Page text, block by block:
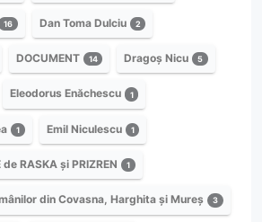
16 Dan Toma Dulciu 2
DOCUMENT 14 Dragoș Nicu 5
Eleodorus Enăchescu 1
1 Emil Niculescu 1
RASKA și PRIZREN 1
din Covasna, Harghita și Mureș 3